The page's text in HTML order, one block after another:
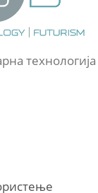
технологија